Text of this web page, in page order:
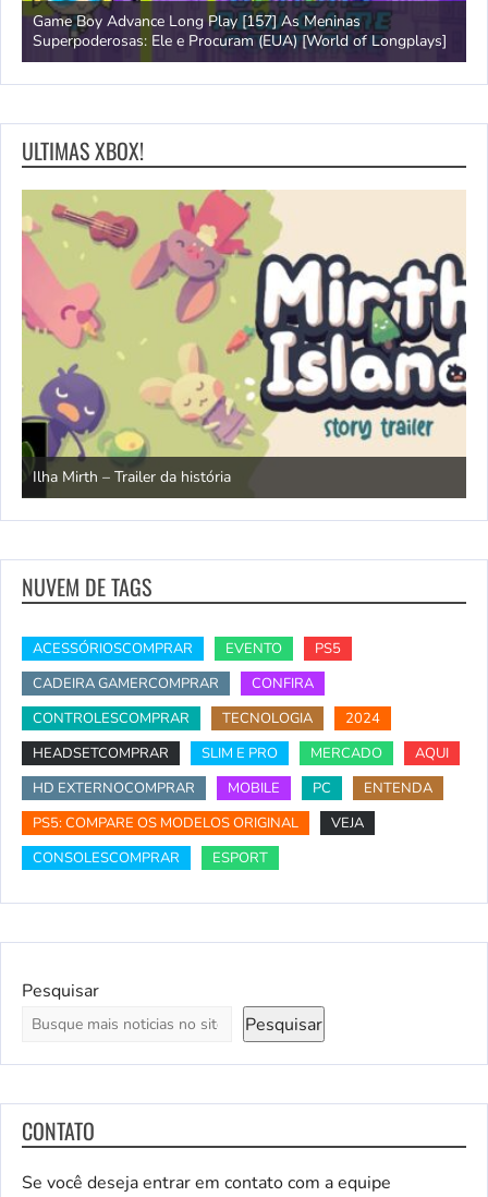
Game Boy Advance Long Play [157] As Meninas
Superpoderosas: Ele e Procuram (EUA) [World of Longplays]
ULTIMAS XBOX!
Ilha Mirth – Trailer da história
NUVEM DE TAGS
ACESSÓRIOSCOMPRAR EVENTO
PS5
CADEIRA GAMERCOMPRAR
CONFIRA
CONTROLESCOMPRAR
TECNOLOGIA
2024
HEADSETCOMPRAR
SLIM E PRO MERCADO
AQUI
HD EXTERNOCOMPRAR
MOBILE PC
ENTENDA
PS5: COMPARE OS MODELOS ORIGINAL
VEJA
CONSOLESCOMPRAR
ESPORT
Pesquisar
Pesquisar
CONTATO
Se você deseja entrar em contato com a equipe